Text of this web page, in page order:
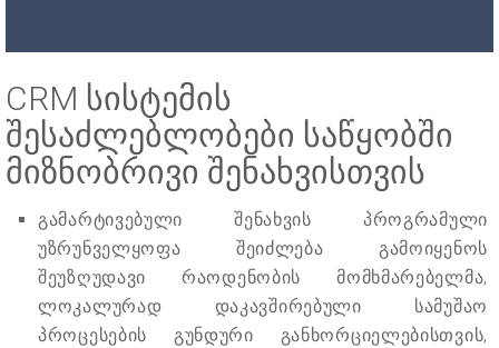
CRM სისტემის
შესაძლებლობები საწყობში
მიზნობრივი შენახვისთვის
გამარტივებული შენახვის პროგრამული
უზრუნველყოფა შეიძლება გამოიყენოს
შეუზღუდავი რაოდენობის მომხმარებელმა,
ლოკალურად დაკავშირებული სამუშაო
პროცესების გუნდური განხორციელებისთვის,